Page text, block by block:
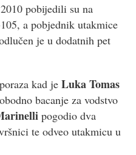
pobijedili su na
a pobjednik utakmice
je u dodatnih pet
kad je Luka Tomas
bacanje za vodstvo
pogodio dva
te odveo utakmicu u